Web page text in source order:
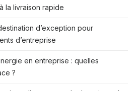
la livraison rapide
d’exception pour
d’entreprise
en entreprise : quelles
?